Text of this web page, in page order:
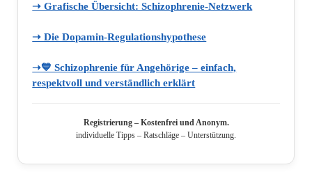
➝ Grafische Übersicht: Schizophrenie‑Netzwerk
➝ Die Dopamin‑Regulationshypothese
➝💙 Schizophrenie für Angehörige – einfach,
respektvoll und verständlich erklärt
Registrierung – Kostenfrei und Anonym.
individuelle Tipps – Ratschläge – Unterstützung.